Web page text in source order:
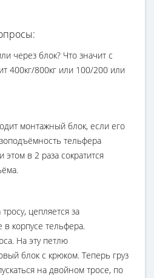
через блок? Что значит с
400кг/800кг или 100/200 или
монтажный блок, если его
тельфера
этом в 2 раза сократится
цепляется за
в корпусе тельфера.
На эту петлю
блок с крюком. Теперь груз
на двойном тросе, по